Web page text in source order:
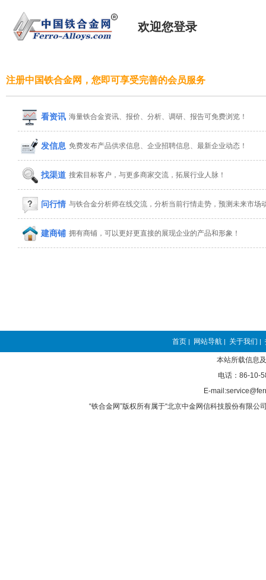
欢迎您登录
注册中国铁合金网，您即可享受完善的会员服务
看资讯 海量铁合金资讯、报价、分析、调研、报告可免费浏览！
发信息 免费发布产品供求信息、企业招聘信息、最新企业动态！
找渠道 搜索目标客户，与更多商家交流，拓展行业人脉！
问行情 与铁合金分析师在线交流，分析当前行情走势，预测未来市场
建商铺 拥有商铺，可以更好更直接的展现企业的产品和形象！
首页 | 网站导航 | 关于我们 |
本站所载信息
电话：86-10-
E-
“铁合金网”版权所有属于“北京中金网信科技股份有限公